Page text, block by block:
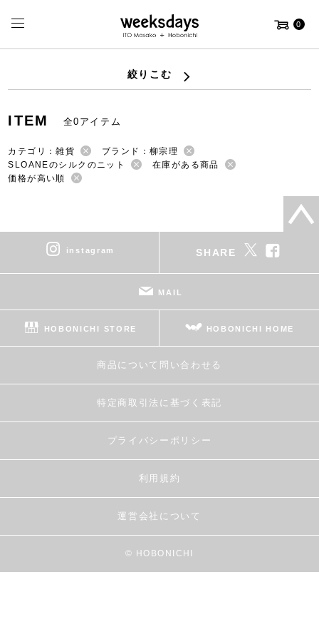
0
絞りこむ
ITEM 全0アイテム
カテゴリ：雑貨
ブランド：柳宗理
SLOANEのシルクのニット
在庫がある商品
価格が高い順
instagram SHARE
MAIL
HOBONICHI STORE HOBONICHI HOME
商品について問い合わせる
特定商取引法に基づく表記
プライバシーポリシー
利用規約
運営会社について
© HOBONICHI